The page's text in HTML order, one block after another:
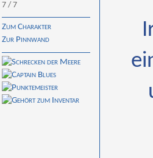
7 / 7
Zum Charakter
Zur Pinnwand